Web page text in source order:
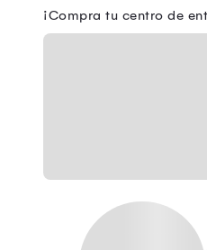
¡Compra tu centro de